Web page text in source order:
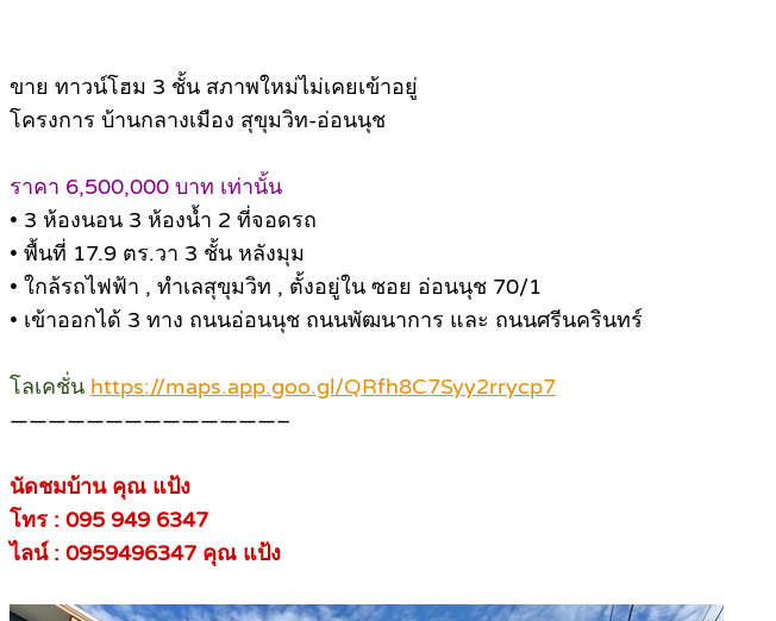
ขาย ทาวน์โฮม 3 ชั้น สภาพใหม่ไม่เคยเข้าอยู่
โครงการ บ้านกลางเมือง สุขุมวิท-อ่อนนุช
ราคา 6,500,000 บาท เท่านั้น
• 3 ห้องนอน 3 ห้องน้ำ 2 ที่จอดรถ
• พื้นที่ 17.9 ตร.วา 3 ชั้น หลังมุม
• ใกล้รถไฟฟ้า , ทำเลสุขุมวิท , ตั้งอยู่ใน ซอย อ่อนนุช 70/1
• เข้าออกได้ 3 ทาง ถนนอ่อนนุช ถนนพัฒนาการ และ ถนนศรีนครินทร์
โลเคชั่น https://maps.app.goo.gl/QRfh8C7Syy2rrycp7
——————————————–
นัดชมบ้าน คุณ แป้ง
โทร : 095 949 6347
ไลน์ : 0959496347 คุณ แป้ง